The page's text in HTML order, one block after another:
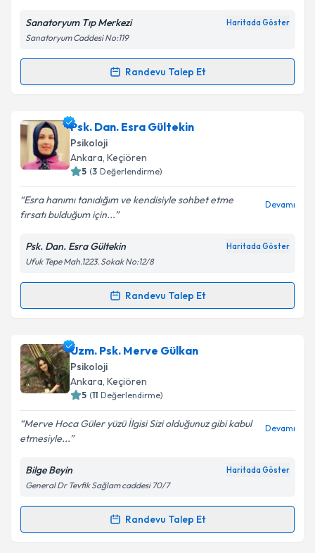
Kişisel verilerimin işlenmesine ilişkinAydınlatma
kapsamda işlenmesini kabul ediyorum.
Takvim Talebini Gönder
Sanatoryum Tıp Merkezi Haritada Göster
Sanatoryum Caddesi No:119
Randevu Talep Et
Randevu Takvimi Talebi
Uzm. Psk. Betül Aytaçiçin randevu takvimi talebi
oluşturun. Size bu uzmandan randevu almanız için bir
takvim hazırlandığında e-posta ile bilgilendireceğiz.
Kişisel verilerimin işlenmesine ilişkin
Aydınlatma
Metni'ni okudum ve kişisel verilerimin belirtilen
kapsamda işlenmesini kabul ediyorum.
Psk. Dan. Esra Gültekin
Psikoloji
Ankara, Keçiören
5 (3 Değerlendirme)
Esra hanımı tanıdığım ve kendisiyle sohbet etme
fırsatı bulduğum için...
Devamı
Psk. Dan. Esra Gültekin Haritada Göster
Ufuk Tepe Mah.1223. Sokak No:12/8
Randevu Talep Et
Randevu Takvimi Talebi
Psk. Dan. Esra Gültekiniçin randevu takvimi talebi
oluşturun. Size bu uzmandan randevu almanız için bir
takvim hazırlandığında e-posta ile bilgilendireceğiz.
Kişisel verilerimin işlenmesine ilişkin
Aydınlatma
Metni'ni okudum ve kişisel verilerimin belirtilen
kapsamda işlenmesini kabul ediyorum.
Uzm. Psk. Merve Gülkan
Psikoloji
Ankara, Keçiören
5 (11 Değerlendirme)
Merve Hoca Güler yüzü İlgisi Sizi olduğunuz gibi kabul
etmesiyle...
Devamı
Bilge Beyin Haritada Göster
General Dr Tevfik Sağlam caddesi 70/7
Randevu Talep Et
Randevu Takvimi Talebi